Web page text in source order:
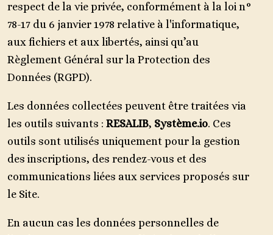
respect de la vie privée, conformément à la loi n°
78-17 du 6 janvier 1978 relative à l'informatique,
aux fichiers et aux libertés, ainsi qu’au
Règlement Général sur la Protection des
Données (RGPD).
Les données collectées peuvent être traitées via
les outils suivants : RESALIB, Système.io. Ces
outils sont utilisés uniquement pour la gestion
des inscriptions, des rendez-vous et des
communications liées aux services proposés sur
le Site.
En aucun cas les données personnelles de